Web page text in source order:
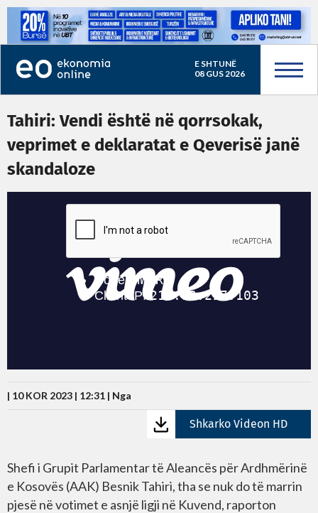
E SHTUNË
08 GUS 2026
Tahiri: Vendi është në qorrsokak,
veprimet e deklaratat e Qeverisë janë
skandaloze
| 10 KOR 2023 | 12:31 | Nga
Shkarko Videon HD
Shefi i Grupit Parlamentar të Aleancës për Ardhmërinë
e Kosovës (AAK) Besnik Tahiri, tha se nuk do të marrin
pjesë në votimet e asnjë ligji në Kuvend, raporton